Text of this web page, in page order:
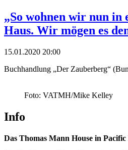
„So wohnen wir nun in
Haus. Wir mögen es
15.01.2020 20:00
Buchhandlung „Der Zauberberg“
Foto: VATMH/Mike Kelley
Info
Das Thomas Mann House in Pacific